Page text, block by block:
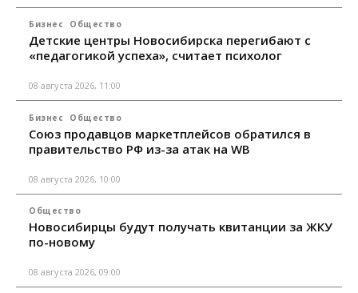
Бизнес Общество
Детские центры Новосибирска перегибают с
«педагогикой успеха», считает психолог
08 августа 2026, 11:00
Бизнес Общество
Союз продавцов маркетплейсов обратился в
правительство РФ из-за атак на WB
08 августа 2026, 10:00
Общество
Новосибирцы будут получать квитанции за ЖКУ
по-новому
08 августа 2026, 09:00